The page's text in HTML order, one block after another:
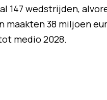
147 wedstrijden,
maakten 38 miljoen
medio 2028.